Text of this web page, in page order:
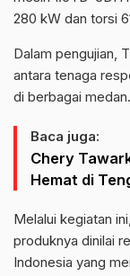
280 kW dan torsi
Dalam pengujian,
antara tenaga
di berbagai medan.
Baca juga:
Chery
Hemat di
Melalui kegiatan
produknya dinilai
Indonesia yang